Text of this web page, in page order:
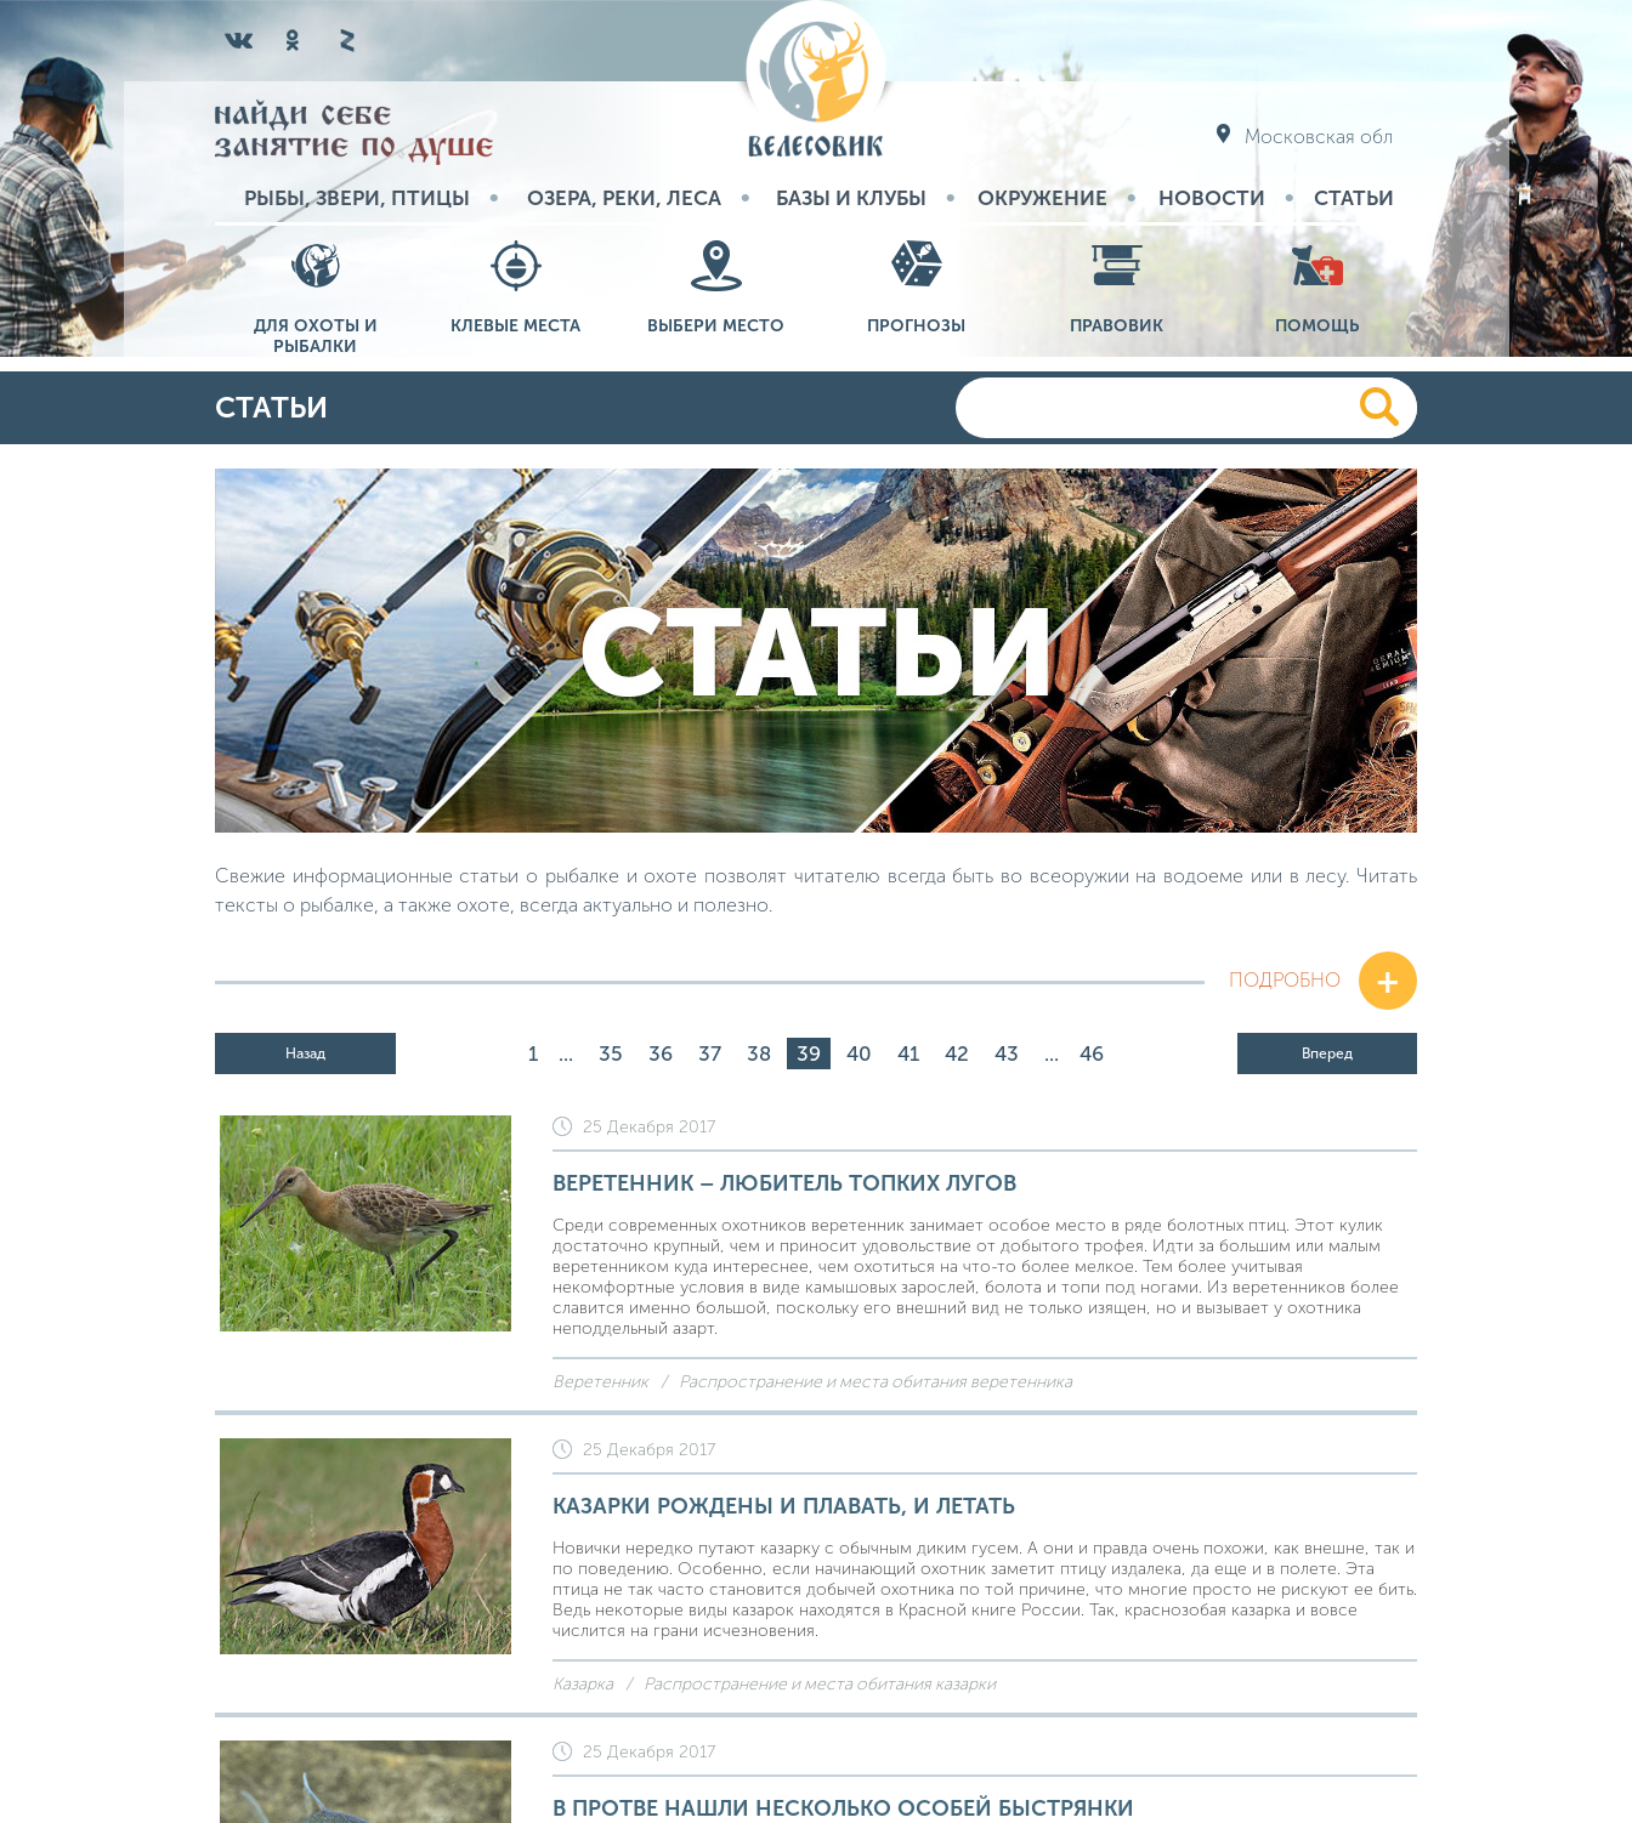
Московская обл
РЫБЫ, ЗВЕРИ, ПТИЦЫ ОЗЕРА, РЕКИ, ЛЕСА БАЗЫ И КЛУБЫ ОКРУЖЕНИЕ НОВОСТИ СТАТЬИ
ДЛЯ ОХОТЫ И
РЫБАЛКИ
КЛЕВЫЕ МЕСТА ВЫБЕРИ МЕСТО ПРОГНОЗЫ ПРАВОВИК ПОМОЩЬ
СТАТЬИ
Свежие информационные статьи о рыбалке и охоте позволят читателю всегда быть во всеоружии на водоеме или в лесу. Читать
тексты о рыбалке, а также охоте, всегда актуально и полезно.
ПОДРОБНО +
Назад 1 ... 35 36 37 38 39 40 41 42 43 ... 46 Вперед
25 Декабря 2017
ВЕРЕТЕННИК – ЛЮБИТЕЛЬ ТОПКИХ ЛУГОВ
Среди современных охотников веретенник занимает особое место в ряде болотных птиц. Этот кулик
достаточно крупный, чем и приносит удовольствие от добытого трофея. Идти за большим или малым
веретенником куда интереснее, чем охотиться на что-то более мелкое. Тем более учитывая
некомфортные условия в виде камышовых зарослей, болота и топи под ногами. Из веретенников более
славится именно большой, поскольку его внешний вид не только изящен, но и вызывает у охотника
неподдельный азарт.
Веретенник Распространение и места обитания веретенника
25 Декабря 2017
КАЗАРКИ РОЖДЕНЫ И ПЛАВАТЬ, И ЛЕТАТЬ
Новички нередко путают казарку с обычным диким гусем. А они и правда очень похожи, как внешне, так и
по поведению. Особенно, если начинающий охотник заметит птицу издалека, да еще и в полете. Эта
птица не так часто становится добычей охотника по той причине, что многие просто не рискуют ее бить.
Ведь некоторые виды казарок находятся в Красной книге России. Так, краснозобая казарка и вовсе
числится на грани исчезновения.
Казарка Распространение и места обитания казарки
25 Декабря 2017
В ПРОТВЕ НАШЛИ НЕСКОЛЬКО ОСОБЕЙ БЫСТРЯНКИ